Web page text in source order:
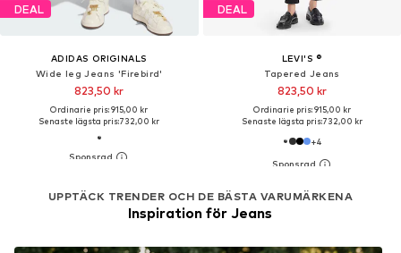
DEAL
ADIDAS ORIGINALS
Wide leg Jeans 'Firebird'
823,50 kr
Ordinarie pris: 915,00 kr
Senaste lägsta pris:732,00 kr
DEAL
LEVI'S ®
Tapered Jeans
823,50 kr
Ordinarie pris: 915,00 kr
Senaste lägsta pris:732,00 kr
+4
UPPTÄCK TRENDER OCH DE BÄSTA VARUMÄRKENA
Inspiration för Jeans